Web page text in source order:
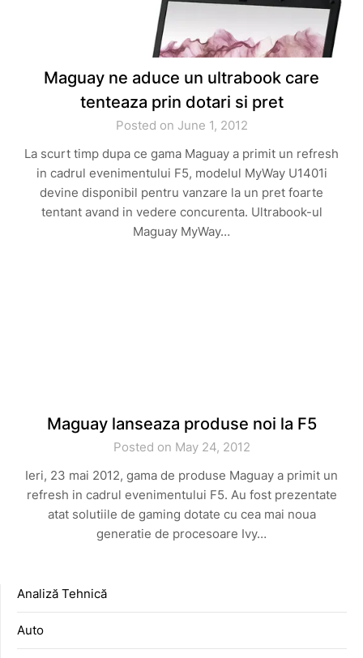
Maguay ne aduce un ultrabook care
tenteaza prin dotari si pret
Posted on June 1, 2012
La scurt timp dupa ce gama Maguay a primit un refresh
in cadrul evenimentului F5, modelul MyWay U1401i
devine disponibil pentru vanzare la un pret foarte
tentant avand in vedere concurenta. Ultrabook-ul
Maguay MyWay…
Maguay lanseaza produse noi la F5
Posted on May 24, 2012
Ieri, 23 mai 2012, gama de produse Maguay a primit un
refresh in cadrul evenimentului F5. Au fost prezentate
atat solutiile de gaming dotate cu cea mai noua
generatie de procesoare Ivy…
Analiză Tehnică
Auto